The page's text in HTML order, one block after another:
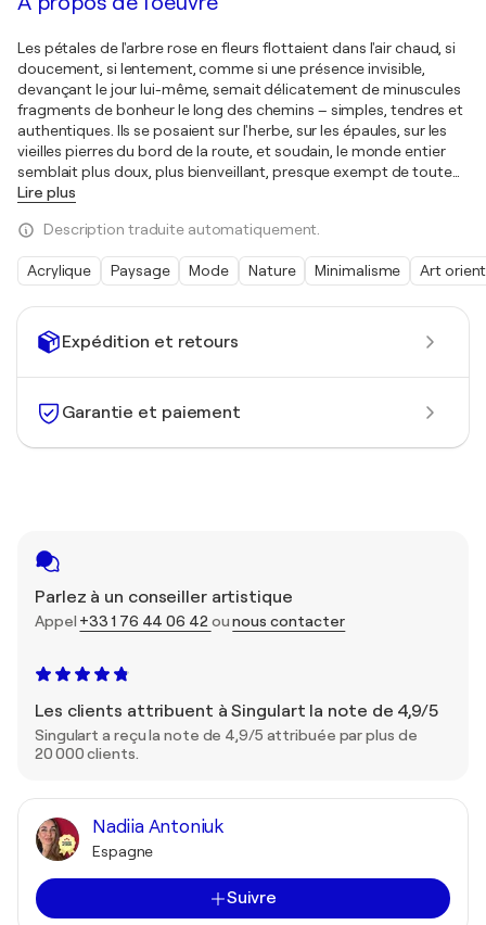
Expédition et retours
Garantie et paiement
Parlez à un conseiller artistique
Appel +33 1 76 44 06 42 ounous contacter
Les clients attribuent à Singulart la note de 4,9/5
Singulart a reçu la note de 4,9/5 attribuée par plus de
20 000 clients.
Nadiia Antoniuk
Espagne
Suivre
Les pétales de l'arbre rose en fleurs flottaient dans l'air chaud, si
doucement, si lentement, comme si une présence invisible,
devançant le jour lui-même, semait délicatement de minuscules
fragments de bonheur le long des chemins – simples, tendres et
authentiques. Ils se posaient sur l'herbe, sur les épaules, sur les
vieilles pierres du bord de la route, et soudain, le monde entier
semblait plus doux, plus bienveillant, presque exempt de toute…
Lire plus
Description traduite automatiquement.
Acrylique Paysage Mode Nature Minimalisme Art